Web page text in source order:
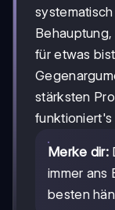
für etwas
stärksten
Merke dir:
immer ans
besten